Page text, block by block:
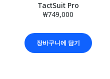
TactSuit Pro
₩749,000
장바구니에 담기